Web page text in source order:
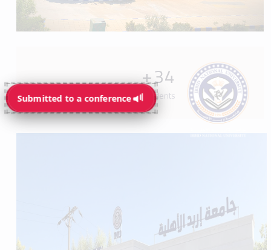
Submitted to a conference
34
+
Programs available for students
Submitted to a conference